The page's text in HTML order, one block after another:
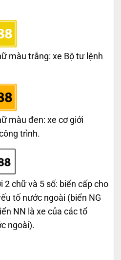
màu trắng: xe Bộ tư lệnh
màu đen: xe cơ giới
trình.
2 chữ và 5 số: biển cấp cho
tố nước ngoài (biển NG
NN là xe của các tổ
ngoài).